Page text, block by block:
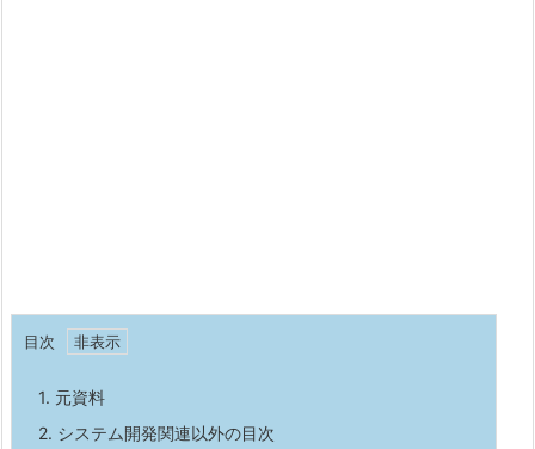
目次
1. 元資料
2. システム開発関連以外の目次